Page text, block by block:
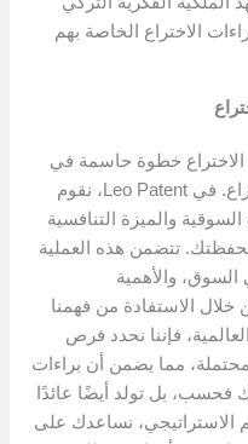
الاختراع الخاصة بهم
الاختراع خطوة حاسمة في
الإدارة الفعالة لمحفظة براءات الاختراع. في Leo Patent، نقوم
والميزة التنافسية
تتضمن هذه العملية
والأهمية
خلال الاستفادة من فهمنا
فإننا نحدد فرص
مما يضمن أن براءات
فحسب، بل تولد أيضًا عائدًا
الاستراتيجي، نساعدك على